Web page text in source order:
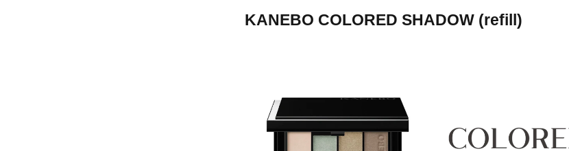
KANEBO COLORED SHADOW (refill)